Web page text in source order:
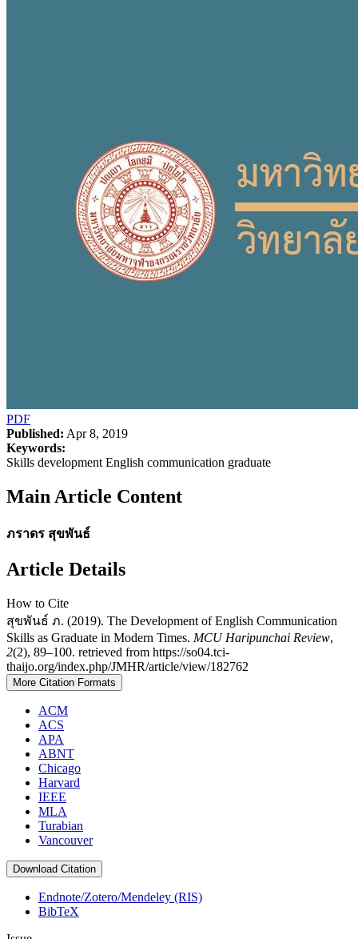
PDF
Published: Apr 8, 2019
Keywords:
Skills development English communication graduate
Main Article Content
ภราดร สุขพันธ์
Article Details
How to Cite
สุขพันธ์ ภ. (2019). The Development of English Communication
Skills as Graduate in Modern Times. MCU Haripunchai Review,
2(2), 89–100. retrieved from https://so04.tci-
thaijo.org/index.php/JMHR/article/view/182762
More Citation Formats
ACM
ACS
APA
ABNT
Chicago
Harvard
IEEE
MLA
Turabian
Vancouver
Download Citation
Endnote/Zotero/Mendeley (RIS)
BibTeX